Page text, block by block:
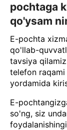
pochtaga
qo'ysam
E-pochta
qo'llab-
tavsiya
telefon
yordamida
E-
so'ng, siz